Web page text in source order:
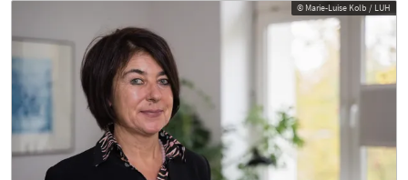
© Marie-Luise Kolb / LUH